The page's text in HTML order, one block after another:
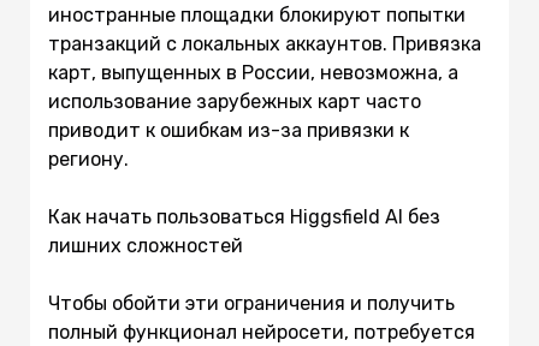
иностранные площадки блокируют попытки
транзакций с локальных аккаунтов. Привязка
карт, выпущенных в России, невозможна, а
использование зарубежных карт часто
приводит к ошибкам из-за привязки к
региону.
Как начать пользоваться Higgsfield AI без
лишних сложностей
Чтобы обойти эти ограничения и получить
полный функционал нейросети, потребуется